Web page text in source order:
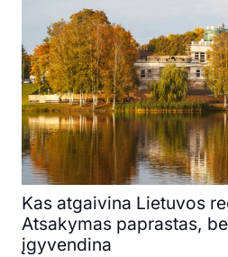
Kas atgaivina Lietuvos
Atsakymas paprastas,
įgyvendina